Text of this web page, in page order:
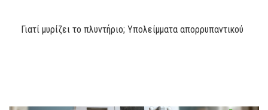
Γιατί μυρίζει το πλυντήριο; Υπολείμματα απορρυπαντικού